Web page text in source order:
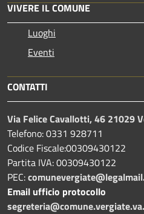
VIVERE IL COMUNE
Luoghi
Eventi
CONTATTI
Via Felice Cavallotti, 46 21029
Telefono: 0331 928711
Codice Fiscale:00309430122
Partita IVA: 00309430122
PEC:
Email ufficio protocollo